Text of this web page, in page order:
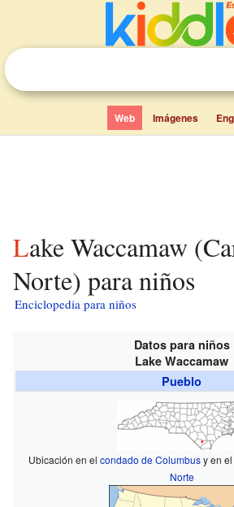
Web Imágenes
Lake Waccamaw (Carolina del
Norte) para niños
Enciclopedia para niños
Datos para niños
Lake Waccamaw
Pueblo
Ubicación en el condado de Columbusy en el
Norte